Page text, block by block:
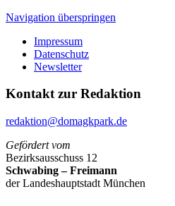
Navigation überspringen
Impressum
Datenschutz
Newsletter
Kontakt zur Redaktion
redaktion@domagkpark.de
Gefördert vom
Bezirksausschuss 12
Schwabing – Freimann
der Landeshauptstadt München